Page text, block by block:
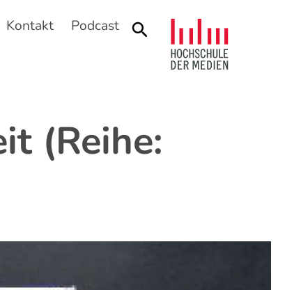
Kontakt Podcast Suche
(Reihe: